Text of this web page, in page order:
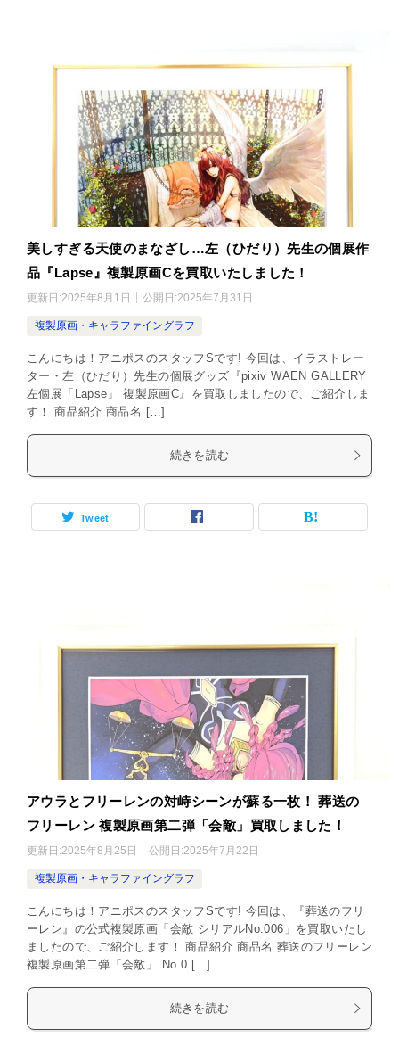
美しすぎる天使のまなざし…左（ひだり）先生の個展作
品『Lapse』複製原画Cを買取いたしました！
更新日:2025年8月1日 公開日:2025年7月31日
複製原画・キャラファイングラフ
こんにちは！アニポスのスタッフSです! 今回は、イラストレー
ター・左（ひだり）先生の個展グッズ『pixiv WAEN GALLERY
左個展「Lapse」 複製原画C』を買取しましたので、ご紹介しま
す！ 商品紹介 商品名 […]
続きを読む
Tweet
アウラとフリーレンの対峙シーンが蘇る一枚！ 葬送の
フリーレン 複製原画第二弾「会敵」買取しました！
更新日:2025年8月25日 公開日:2025年7月22日
複製原画・キャラファイングラフ
こんにちは！アニポスのスタッフSです! 今回は、『葬送のフリ
ーレン』の公式複製原画「会敵 シリアルNo.006」を買取いたし
ましたので、ご紹介します！ 商品紹介 商品名 葬送のフリーレン
複製原画第二弾「会敵」 No.0 […]
続きを読む